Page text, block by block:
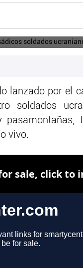
lanzado por el
soldados
vivo.